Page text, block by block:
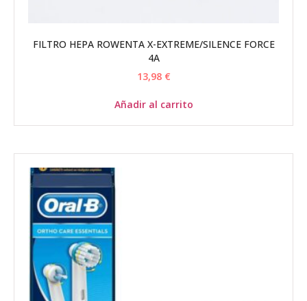
FILTRO HEPA ROWENTA X-EXTREME/SILENCE FORCE
4A
13,98 €
Añadir al carrito